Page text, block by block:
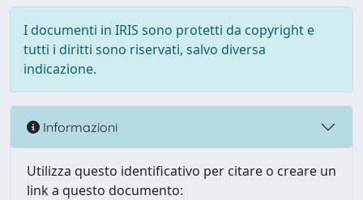
I documenti in IRIS sono protetti da copyright e
tutti i diritti sono riservati, salvo diversa
indicazione.
Informazioni
Utilizza questo identificativo per citare o creare un
link a questo documento: